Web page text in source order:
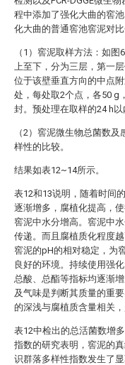
程中添加了强化大曲的窖
化大曲的普通窖池窖泥对
（1）窖泥取样方法：如
上至下，分为三层，第一
位于该壁垂直方向的中点
处，每处取2个点，各50 g
封。预处理在取样的24 h
（2）窖泥微生物总菌数
样性的比较。
结果如表12~14所示。
表12和13说明，随着时间
逐渐增多，腐植化提高，
窖泥中水分增高。窖泥中
传递。而且腐植质化程度
窖泥的pH的相对稳定，为
良好的环境。持续使用强
总酸、总酯等指标均逐渐
及气味是判断其质量的重
的深浅与腐植质含量相关，
表12中检出的总活菌数增
指数的研究表明，窖泥的
识群落多样性指数发生了